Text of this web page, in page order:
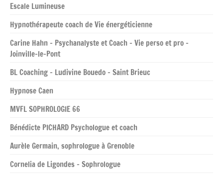
Escale Lumineuse
Hypnothérapeute coach de Vie énergéticienne
Carine Hahn – Psychanalyste et Coach – Vie perso et pro –
Joinville-le-Pont
BL Coaching – Ludivine Bouedo – Saint Brieuc
Hypnose Caen
MVFL SOPHROLOGIE 66
Bénédicte PICHARD Psychologue et coach
Aurèle Germain, sophrologue à Grenoble
Cornelia de Ligondes – Sophrologue